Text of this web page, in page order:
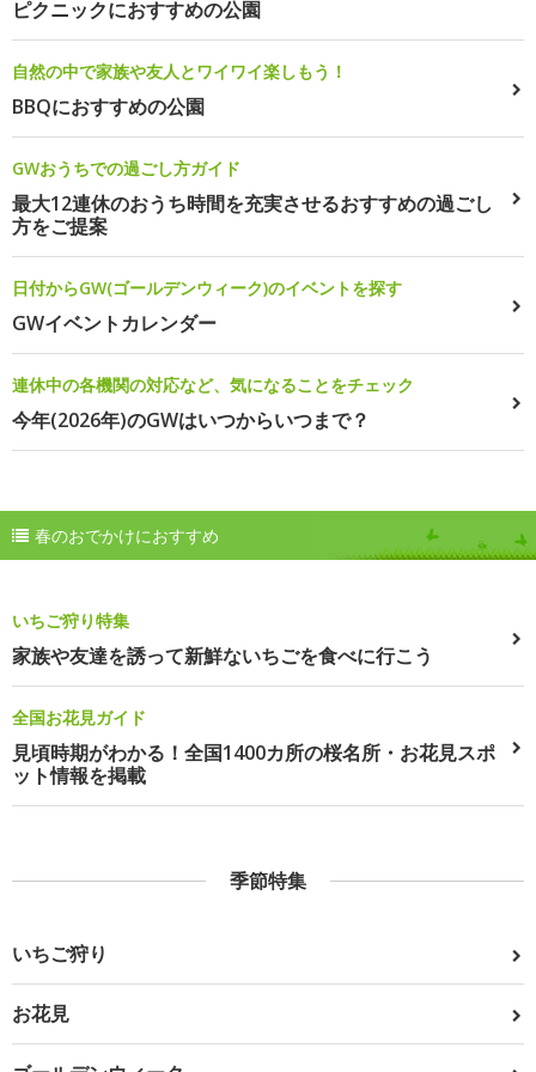
ピクニックにおすすめの公園
自然の中で家族や友人とワイワイ楽しもう！
BBQにおすすめの公園
GWおうちでの過ごし方ガイド
最大12連休のおうち時間を充実させるおすすめの過ごし
方をご提案
日付からGW(ゴールデンウィーク)のイベントを探す
GWイベントカレンダー
連休中の各機関の対応など、気になることをチェック
今年(2026年)のGWはいつからいつまで？
春のおでかけにおすすめ
いちご狩り特集
家族や友達を誘って新鮮ないちごを食べに行こう
全国お花見ガイド
見頃時期がわかる！全国1400カ所の桜名所・お花見スポ
ット情報を掲載
季節特集
いちご狩り
お花見